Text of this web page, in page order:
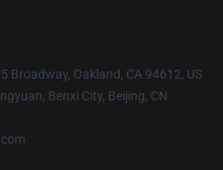
Broadway, Oakland, CA 94612, US
Benxi City, Beijing, CN